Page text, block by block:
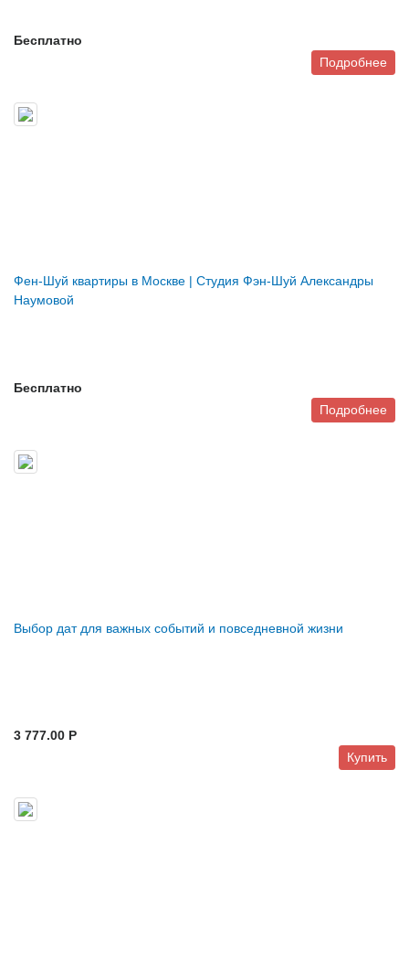
Бесплатно
Подробнее
Фен-Шуй квартиры в Москве | Студия Фэн-Шуй Александры
Наумовой
Бесплатно
Подробнее
Выбор дат для важных событий и повседневной жизни
3 777.00 P
Купить